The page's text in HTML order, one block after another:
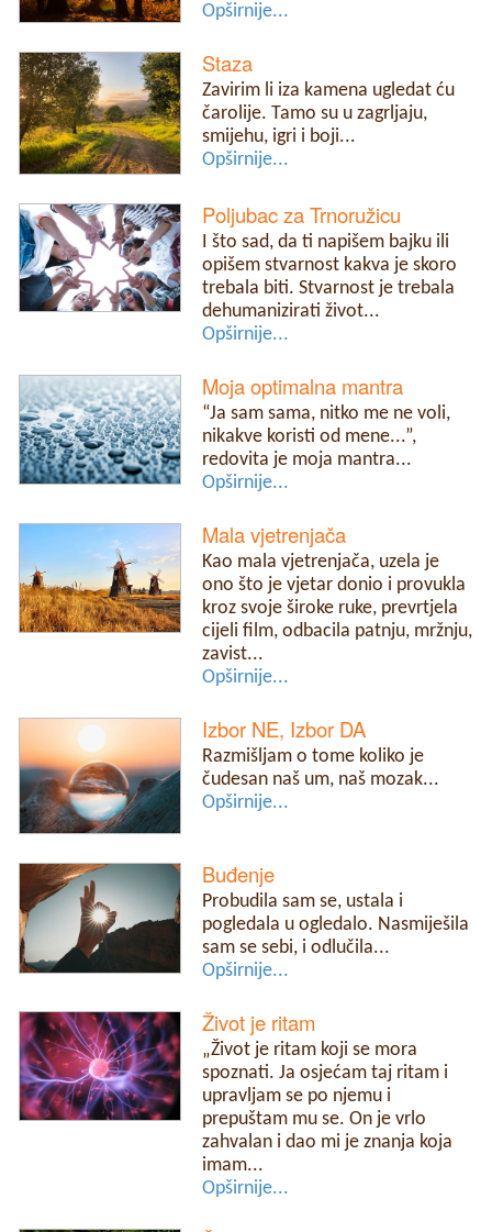
Opširnije...
Staza
Zavirim li iza kamena ugledat ću
čarolije. Tamo su u zagrljaju,
smijehu, igri i boji...
Opširnije...
Poljubac za Trnoružicu
I što sad, da ti napišem bajku ili
opišem stvarnost kakva je skoro
trebala biti. Stvarnost je trebala
dehumanizirati život...
Opširnije...
Moja optimalna mantra
“Ja sam sama, nitko me ne voli,
nikakve koristi od mene...”,
redovita je moja mantra...
Opširnije...
Mala vjetrenjača
Kao mala vjetrenjača, uzela je
ono što je vjetar donio i provukla
kroz svoje široke ruke, prevrtjela
cijeli film, odbacila patnju, mržnju,
zavist...
Opširnije...
Izbor NE, Izbor DA
Razmišljam o tome koliko je
čudesan naš um, naš mozak...
Opširnije...
Buđenje
Probudila sam se, ustala i
pogledala u ogledalo. Nasmiješila
sam se sebi, i odlučila...
Opširnije...
Život je ritam
„Život je ritam koji se mora
spoznati. Ja osjećam taj ritam i
upravljam se po njemu i
prepuštam mu se. On je vrlo
zahvalan i dao mi je znanja koja
imam...
Opširnije...